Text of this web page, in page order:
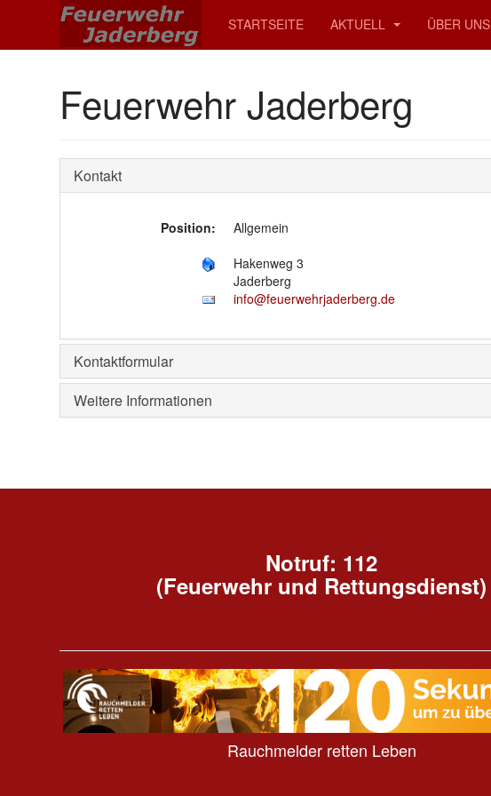
STARTSEITE AKTUELL ÜBER UNS
Feuerwehr Jaderberg
Kontakt
Position:
Allgemein
Hakenweg 3
Jaderberg
info@feuerwehrjaderberg.de
Kontaktformular
Weitere Informationen
Notruf: 112
(Feuerwehr und Rettungsdienst)
Rauchmelder retten Leben